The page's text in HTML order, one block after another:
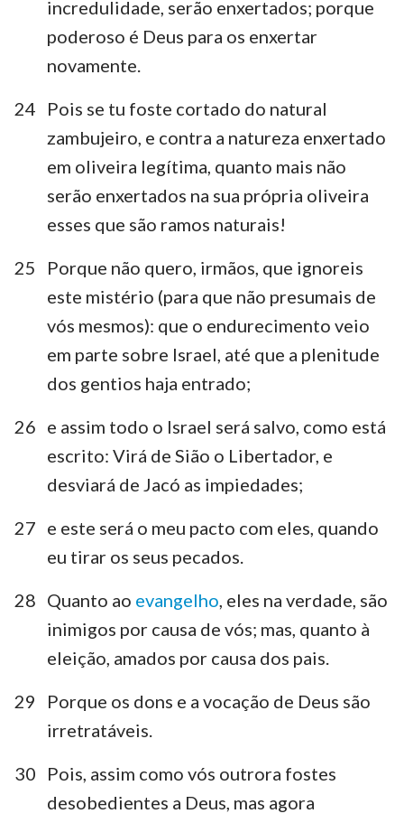
1 2 3 4 5 6
7
8
9 10 11 12 13
14
incredulidade, serão enxertados; porque
poderoso é Deus para os enxertar
novamente.
24
Pois se tu foste cortado do natural
zambujeiro, e contra a natureza enxertado
em oliveira legítima, quanto mais não
serão enxertados na sua própria oliveira
esses que são ramos naturais!
25
Porque não quero, irmãos, que ignoreis
este mistério (para que não presumais de
vós mesmos): que o endurecimento veio
em parte sobre Israel, até que a plenitude
dos gentios haja entrado;
26 e assim todo o Israel será salvo, como está
escrito: Virá de Sião o Libertador, e
desviará de Jacó as impiedades;
27 e este será o meu pacto com eles, quando
eu tirar os seus pecados.
28 Quanto ao evangelho , eles na verdade, são
inimigos por causa de vós; mas, quanto à
eleição, amados por causa dos pais.
29
Porque os dons e a vocação de Deus são
irretratáveis.
30
Pois, assim como vós outrora fostes
desobedientes a Deus, mas agora